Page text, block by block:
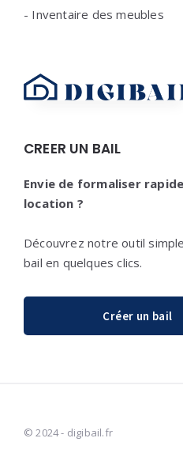
- Inventaire des meubles
CREER UN BAIL
Envie de formaliser
location ?
Découvrez notre outil
bail en quelques clics.
Créer un bail
© 2024 - digibail.fr